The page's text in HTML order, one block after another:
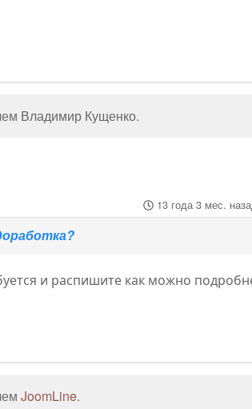
Владимир Кущенко.
13 года 3 мес.
и распишите как можно
JoomLine.